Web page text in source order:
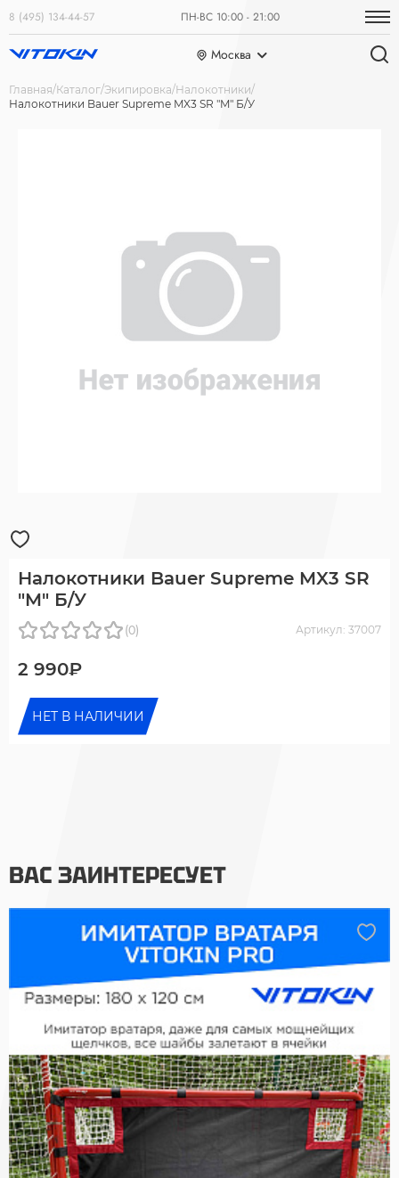
8 (495) 134-44-57 ПН-ВС 10:00 - 21:00
Москва
Главная Каталог Экипировка Налокотники
Налокотники Bauer Supreme MX3 SR "M" Б/У
Налокотники Bauer Supreme MX3 SR
"M" Б/У
(0) Артикул: 37007
2 990₽
НЕТ В НАЛИЧИИ
ВАС ЗАИНТЕРЕСУЕТ